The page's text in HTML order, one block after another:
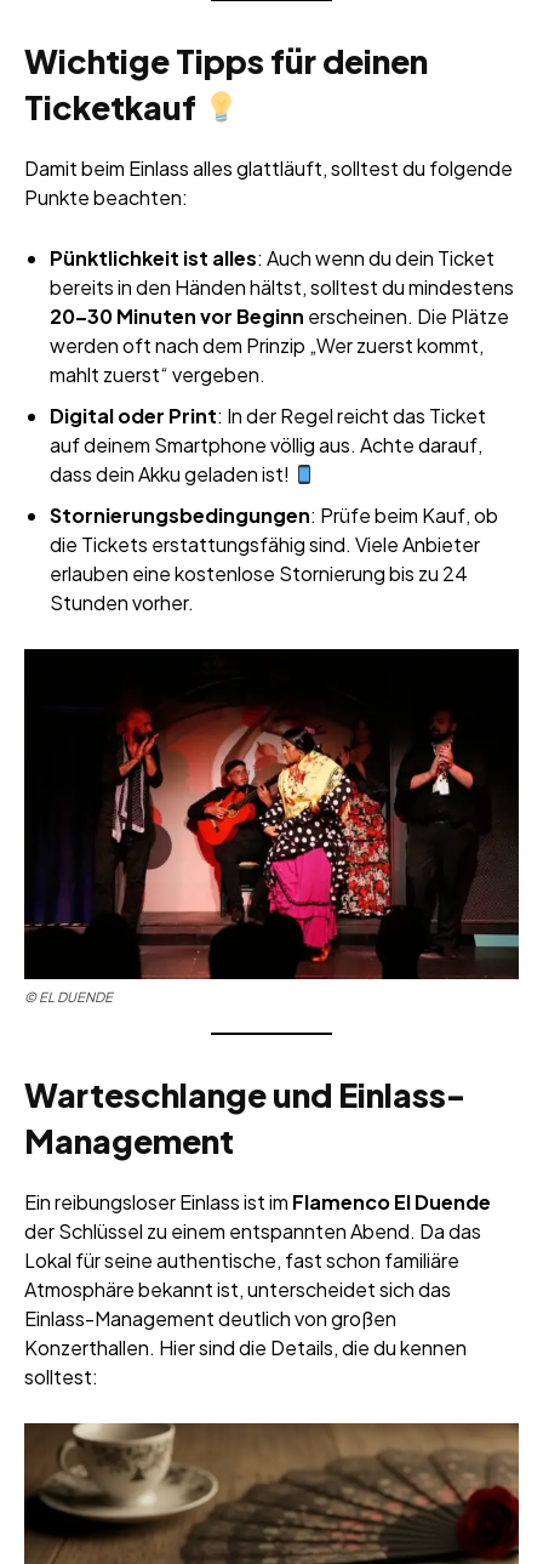
Wichtige Tipps für deinen
Ticketkauf
Damit beim Einlass alles glattläuft, solltest du folgende
Punkte beachten:
Pünktlichkeit ist alles: Auch wenn du dein Ticket
bereits in den Händen hältst, solltest du mindestens
20–30 Minuten vor Beginn erscheinen. Die Plätze
werden oft nach dem Prinzip „Wer zuerst kommt,
mahlt zuerst“ vergeben.
Digital oder Print: In der Regel reicht das Ticket
auf deinem Smartphone völlig aus. Achte darauf,
dass dein Akku geladen ist!
Stornierungsbedingungen: Prüfe beim Kauf, ob
die Tickets erstattungsfähig sind. Viele Anbieter
erlauben eine kostenlose Stornierung bis zu 24
Stunden vorher.
© EL DUENDE
Warteschlange und Einlass-
Management
Ein reibungsloser Einlass ist im Flamenco El Duende
der Schlüssel zu einem entspannten Abend. Da das
Lokal für seine authentische, fast schon familiäre
Atmosphäre bekannt ist, unterscheidet sich das
Einlass-Management deutlich von großen
Konzerthallen. Hier sind die Details, die du kennen
solltest: